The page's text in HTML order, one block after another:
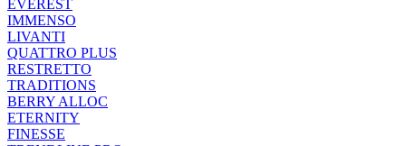
EVEREST
IMMENSO
LIVANTI
QUATTRO PLUS
RESTRETTO
TRADITIONS
BERRY ALLOC
ETERNITY
FINESSE